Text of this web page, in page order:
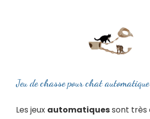
Jeu de chasse pour chat automatique
Les jeux automatiquessont très